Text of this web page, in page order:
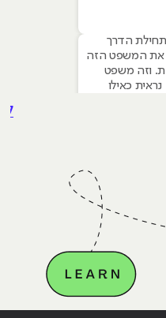
הדרך
את המשפט הזה
וזה משפט
כאילו
צבר ביטחון.